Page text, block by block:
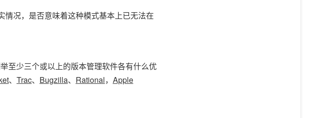
况，是否意味着这种模式基本上已无法在
至少三个或以上的版本管理软件各有什么优
、 Trac、 Bugzilla、 Rational， Apple